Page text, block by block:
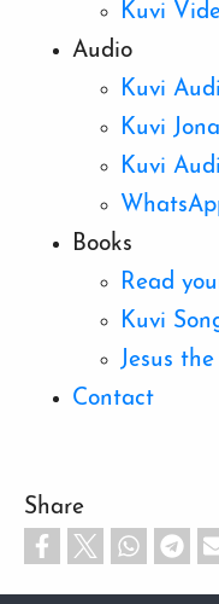
Kuvi
Audio
Kuvi
Kuvi
Kuvi
Books
Read
Kuvi
Jesus
Contact
Share